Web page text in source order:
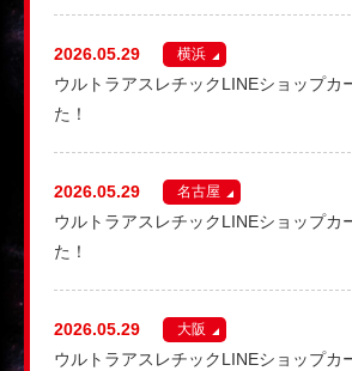
2026.05.29
ウルトラアスレチックLINEショップカ
た！
横浜
2026.05.29
ウルトラアスレチックLINEショップカ
た！
名古屋
2026.05.29
ウルトラアスレチックLINEショップカ
大阪